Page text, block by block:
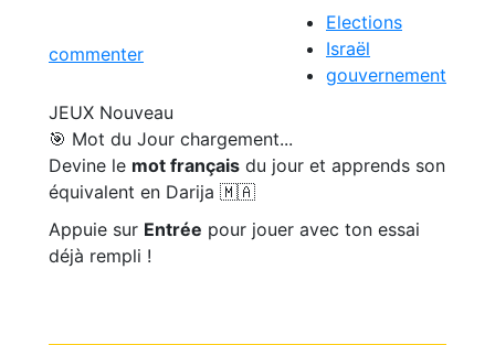
commenter
Elections
Israël
gouvernement
JEUX Nouveau
🎯 Mot du Jour chargement...
Devine le mot français du jour et apprends son
équivalent en Darija 🇲🇦
Appuie sur Entrée pour jouer avec ton essai
déjà rempli !